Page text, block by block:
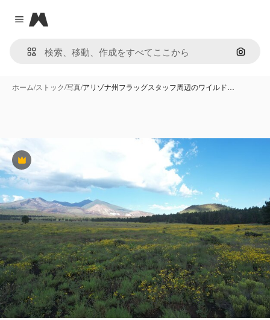
Close menu
Magnific
画像で
ホーム/ストック/写真/アリゾナ州フラッグスタッフ周辺のワイルド…
Premium